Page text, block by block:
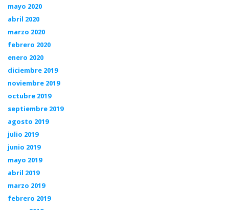
mayo 2020
abril 2020
marzo 2020
febrero 2020
enero 2020
diciembre 2019
noviembre 2019
octubre 2019
septiembre 2019
agosto 2019
julio 2019
junio 2019
mayo 2019
abril 2019
marzo 2019
febrero 2019